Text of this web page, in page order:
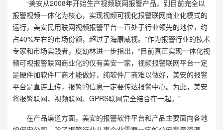
“美安从2008年开始生产视频联网报警产品，到目前完全以
报警视频一体化为核心，实现视频可视化报警联网商业化模式的
运行，美安民用联网视频报警平台一直处于行业领先的地位，约
占40%左右的市场份额，超过了海康威视。”作为报警行业的技术
专家和市场实践者，皮幼林进一步指出，“目前真正实现一体化视
频可视报警联网商业化的仅有美安一家，视频报警联网平台一定
是硬件加软件厂商才能做好，纯软件厂商难以做好，美安的报警
平台是直连上传，报警的信息一定要传达报警中心。为此，美安
将报警联网、视频联网、GPRS联网完全结合在一起。”
在产品渠道方面，美安的报警软件平台和产品主要面向各地